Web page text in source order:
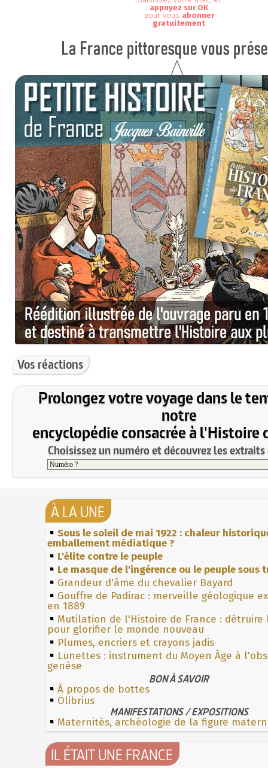
appuyez sur OK
pour vous abonner
gratuitement
Vos réactions
Prolongez votre voyage dans le
notre
encyclopédie consacrée à l'Histoire
Choisissez un numéro et découvrez les
À LA UNE
Sous le soleil de mai 1922 : chaleur
emballement médiatique ?
L'élite contre le peuple
Le masque de l'ingérence ou le peuple sous
Grandeur d'âme du chevalier Bayard
Gouffre de Padirac : merveille géologique
en 1889
Mutilation de l'Histoire de France : détruire
pour glorifier le monde nouveau
Plumes, encriers et crayons jadis
Lunettes : instrument du Moyen Âge à
genèse
BON À SAVOIR
À propos de bottes
Olibrius
MANIFESTATIONS / EXPOSITIONS
Maternités, archéologie de la figure
IL ÉTAIT UNE FRANCE